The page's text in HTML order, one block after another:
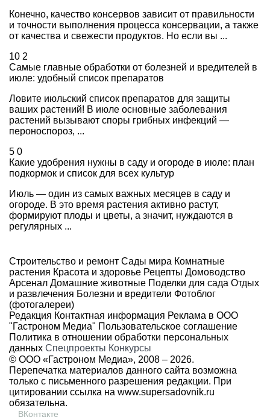
Конечно, качество консервов зависит от правильности
и точности выполнения процесса консервации, а также
от качества и свежести продуктов. Но если вы ...
10 2
Самые главные обработки от болезней и вредителей в
июле: удобный список препаратов
Ловите июльский список препаратов для защиты
ваших растений! В июле основные заболевания
растений вызывают споры грибных инфекций —
пероноспороз, ...
5 0
Какие удобрения нужны в саду и огороде в июле: план
подкормок и список для всех культур
Июль — один из самых важных месяцев в саду и
огороде. В это время растения активно растут,
формируют плоды и цветы, а значит, нуждаются в
регулярных ...
Строительство и ремонт Сады мира Комнатные
растения Красота и здоровье Рецепты Домоводство
Арсенал Домашние животные Поделки для сада Отдых
и развлечения Болезни и вредители Фотоблог
(фотогалереи)
Редакция Контактная информация Реклама в ООО
"Гастроном Медиа" Пользовательское соглашение
Политика в отношении обработки персональных
данных Спецпроекты Конкурсы
© ООО «Гастроном Медиа», 2008 – 2026.
Перепечатка материалов данного сайта возможна
только с письменного разрешения редакции. При
цитировании ссылка на www.supersadovnik.ru
обязательна.
ВКонтакте